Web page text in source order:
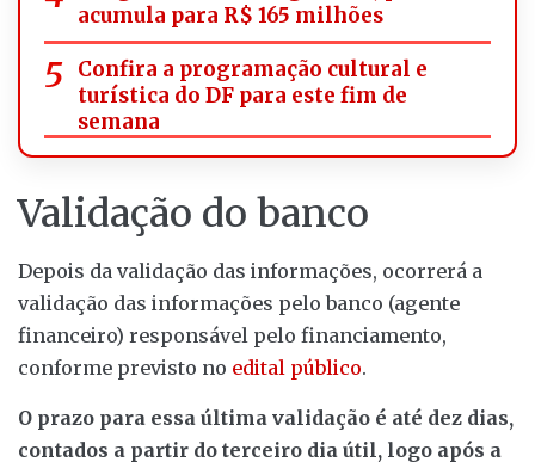
acumula para R$ 165 milhões
Confira a programação cultural e
turística do DF para este fim de
semana
Validação do banco
Depois da validação das informações, ocorrerá a
validação das informações pelo banco (agente
financeiro) responsável pelo financiamento,
conforme previsto no edital público.
O prazo para essa última validação é até dez dias,
contados a partir do terceiro dia útil, logo após a